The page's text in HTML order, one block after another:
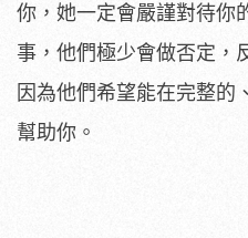
你，她一定會嚴謹對待你
事，他們極少會做否定，
因為他們希望能在完整的
幫助你。